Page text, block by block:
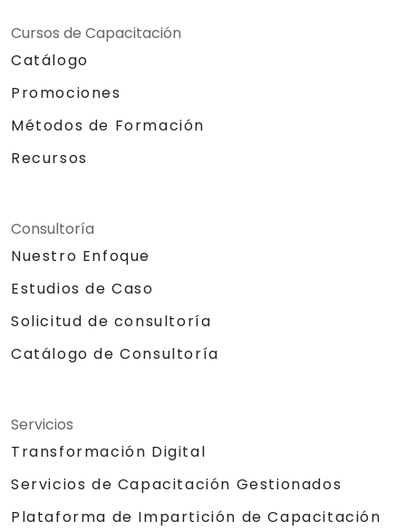
Cursos de Capacitación
Catálogo
Promociones
Métodos de Formación
Recursos
Consultoría
Nuestro Enfoque
Estudios de Caso
Solicitud de consultoría
Catálogo de Consultoría
Servicios
Transformación Digital
Servicios de Capacitación Gestionados
Plataforma de Impartición de Capacitación